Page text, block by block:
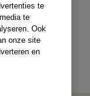
te
te
Ook
onze site
en
Gisteravond